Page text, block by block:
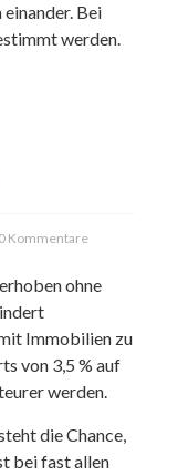
Bei
werden.
0 Kommentare
ohne
Immobilien zu
von 3,5 % auf
werden.
die Chance,
bei fast allen